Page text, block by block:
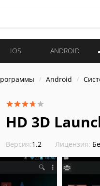
IOS ANDROID
Android
HD 3D
Версия:1.2 Лицензия: